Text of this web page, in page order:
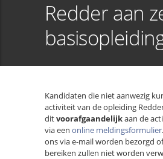
Redder aan
Kandidaten die niet aanwezig
activiteit van de opleiding
ditvoorafgaandelijkaan de
via een online meldingsformulier
ons via e-mail worden bezorgd
bereiken zullen niet worden